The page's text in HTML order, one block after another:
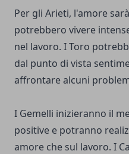
Per gli Arieti, l'amore
potrebbero vivere
nel lavoro. I Toro
dal punto di vista
affrontare alcuni
I Gemelli inizieranno il
positive e potranno
amore che sul lavoro. I